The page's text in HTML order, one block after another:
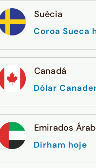
Suécia
Coroa Sueca
Canadá
Dólar
Emirados
Dirham hoje